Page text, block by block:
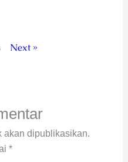
Next »
akan dipublikasikan.
*